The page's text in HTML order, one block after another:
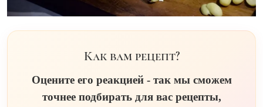
Как вам рецепт?
Оцените его реакцией - так мы сможем
точнее подбирать для вас рецепты,